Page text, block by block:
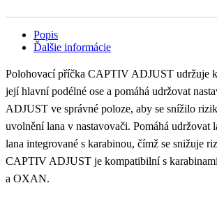
Popis
Ďalšie informácie
Polohovací příčka CAPTIV ADJUST udržuje
její hlavní podélné ose a pomáhá udržovat
ADJUST ve správné poloze, aby se snížilo
uvolnění lana v nastavovači. Pomáhá udržovat
lana integrované s karabinou, čímž se snižuje
CAPTIV ADJUST je kompatibilní s
a OXAN.